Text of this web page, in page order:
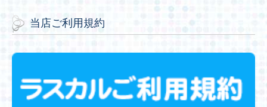
当店ご利用規約